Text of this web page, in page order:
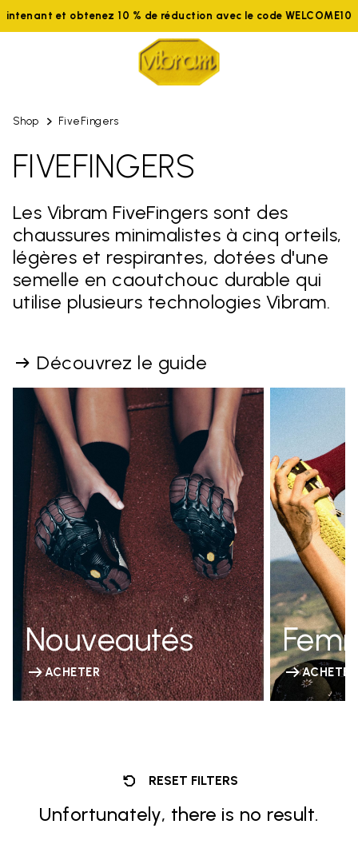
et obtenez 10 % de réduction avec le code WELCOME10
Shop FiveFingers
FIVEFINGERS
Les Vibram FiveFingers sont des
chaussures minimalistes à cinq orteils,
légères et respirantes, dotées d'une
semelle en caoutchouc durable qui
utilise plusieurs technologies Vibram.
Découvrez le guide
Nouveautés
ACHETER ACHETER
RESET FILTERS
Unfortunately, there is no result.